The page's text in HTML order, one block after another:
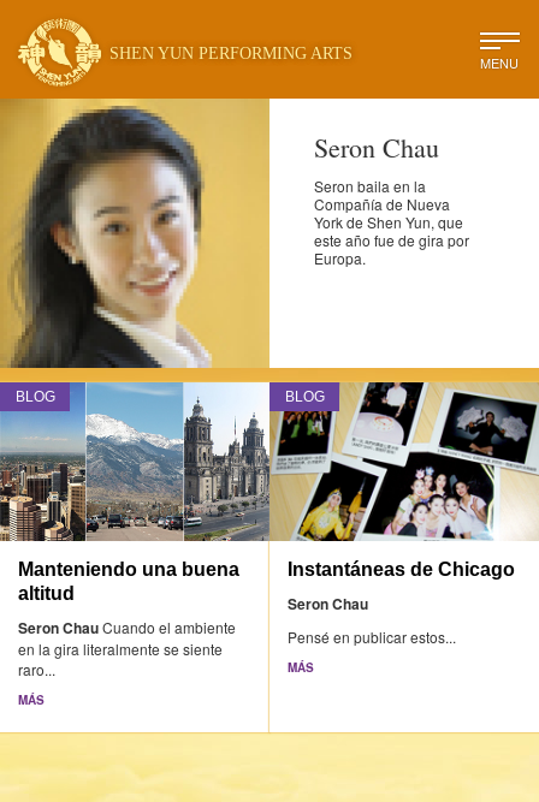
SHEN YUN PERFORMING ARTS MENU
Seron Chau
Seron baila en la
Compañía de Nueva
York de Shen Yun, que
este año fue de gira por
Europa.
BLOG
Manteniendo una buena
altitud
Seron ChauCuando el ambiente
en la gira literalmente se siente
raro...
MÁS
BLOG
Instantáneas de Chicago
Seron Chau
Pensé en publicar estos...
MÁS